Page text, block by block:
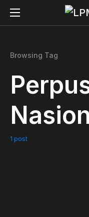
Browsing Tag
1 post